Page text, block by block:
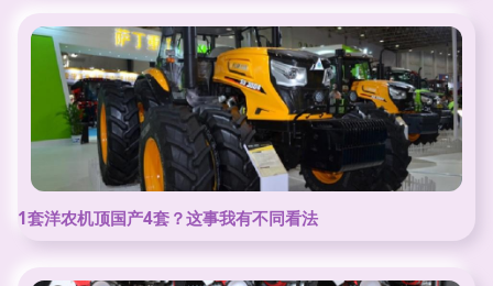
1套洋农机顶国产4套？这事我有不同看法